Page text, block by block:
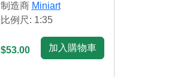
制造商 Miniart
比例尺: 1:35
$53.00 加入購物車